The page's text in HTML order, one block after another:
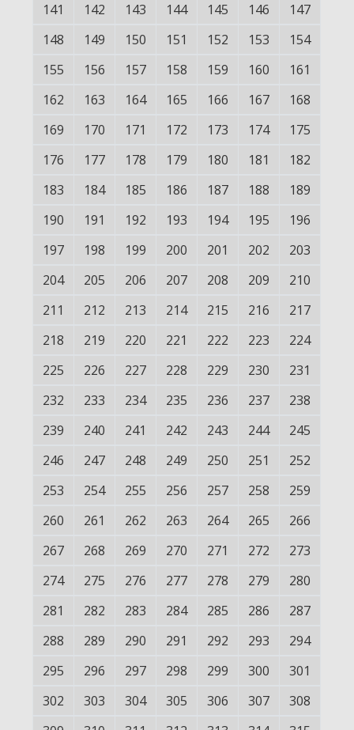
141
142 143 144 145 146
147
148
149 150 151 152 153
154
155
156 157 158 159 160
161
162
163 164 165 166 167
168
169
170 171 172 173 174
175
176
177 178 179 180 181
182
183
184 185 186 187 188
189
190
191 192 193 194 195
196
197
198 199 200 201 202
203
204
205 206 207 208 209
210
211
212 213 214 215 216
217
218
219 220 221 222 223
224
225
226 227 228 229 230
231
232
233 234 235 236 237
238
239
240 241 242 243 244
245
246
247 248 249 250 251
252
253
254 255 256 257 258
259
260
261 262 263 264 265
266
267
268 269 270 271 272
273
274
275 276 277 278 279
280
281
282 283 284 285 286
287
288
289 290 291 292 293
294
295
296 297 298 299 300
301
302
303 304 305 306 307
308